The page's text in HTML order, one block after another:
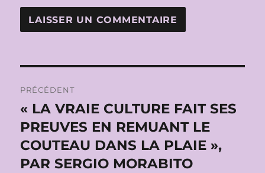
de
l’article
PRÉCÉDENT
Publication
précédente :
« LA VRAIE CULTURE FAIT SES
PREUVES EN REMUANT LE
COUTEAU DANS LA PLAIE »,
PAR SERGIO MORABITO